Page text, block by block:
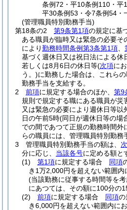
条例72・平10条例110・平
平30条例53・令7条例54・
(管理職員特別勤務手当)
第18条の2
第9条第1項の規定に基
ある職員が臨時又は緊急の必要そ
により勤務時間条例第3条第1項
基づく週休日又は祝日法による休
若しくは8月6日の休日等(次項に
う。)に勤務した場合は、これら
勤務手当を支給する。
2
前項に規定する場合のほか、 第9
規則で規定する職にある職員が災
又は緊急の必要により週休日等以
日の午前5時(同日が週休日等の場
での間であつて正規の勤務時間外
らの職員には、管理職員特別勤務
3
管理職員特別勤務手当の額は、
分に応じ、 当該各号に定める額と
(1)
第1項に規定する場合 同項
き1万2,000円を超えない範囲
(当該勤務に従事する時間等を
にあつては、その額に100分の
(2)
前項に規定する場合 同項の
き6,000円を超えない範囲内に